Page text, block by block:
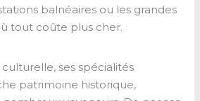
balnéaires ou les grandes
tout coûte plus cher.
ses spécialités
patrimoine historique,